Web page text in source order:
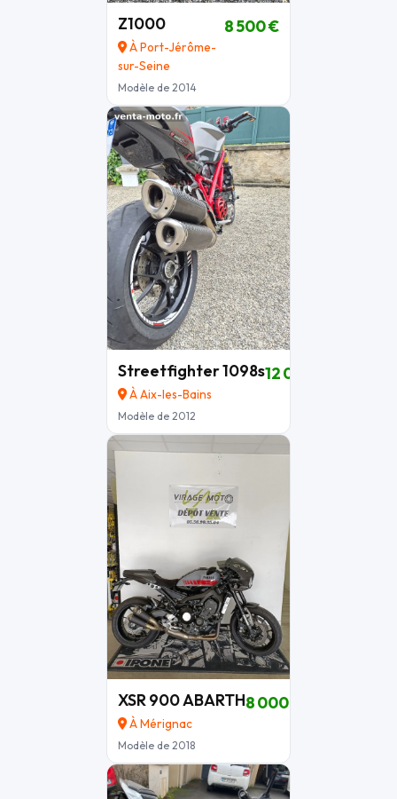
Z1000
À Port-Jérôme-
sur-Seine
Modèle de 2014
8 500 €
Streetfighter 1098s
À Aix-les-Bains
Modèle de 2012
12 000 €
XSR 900 ABARTH
À Mérignac
Modèle de 2018
8 000 €